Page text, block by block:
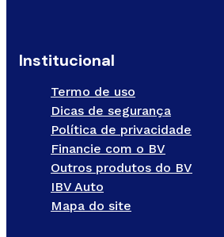
Institucional
Termo de uso
Dicas de segurança
Política de privacidade
Financie com o BV
Outros produtos do BV
IBV Auto
Mapa do site